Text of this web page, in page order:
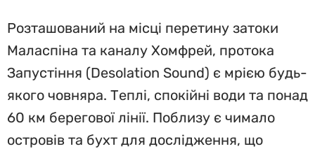
Розташований на місці перетину затоки
Маласпіна та каналу Хомфрей, протока
Запустіння (Desolation Sound) є мрією будь-
якого човняра. Теплі, спокійні води та понад
60 км берегової лінії. Поблизу є чимало
островів та бухт для дослідження, що